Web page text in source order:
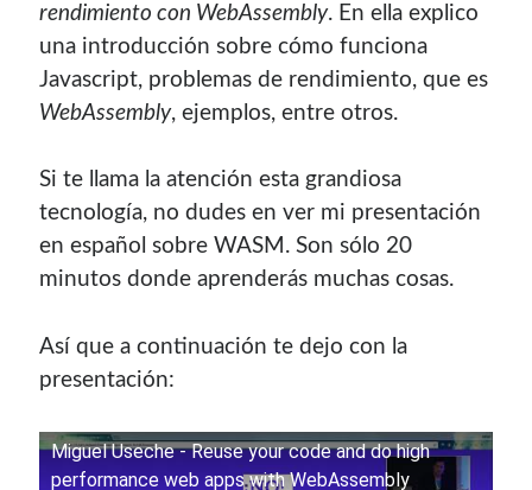
rendimiento con WebAssembly. En ella explico
una introducción sobre cómo funciona
Javascript, problemas de rendimiento, que es
WebAssembly, ejemplos, entre otros.
Si te llama la atención esta grandiosa
tecnología, no dudes en ver mi presentación
en español sobre WASM. Son sólo 20
minutos donde aprenderás muchas cosas.
Así que a continuación te dejo con la
presentación:
Miguel Useche - Reuse your code and do high
performance web apps with WebAssembly